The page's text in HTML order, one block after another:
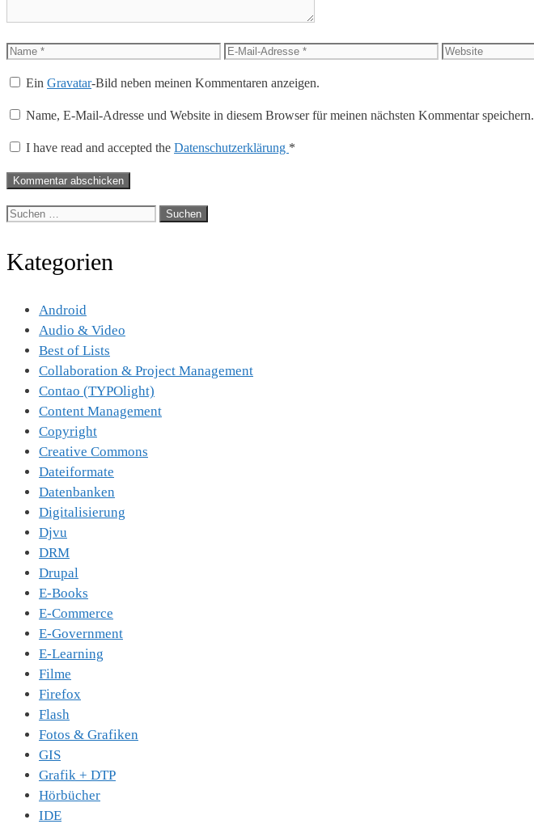
Name
E-
Adresse
Website
EinGravatar-Bild neben meinen Kommentaren anzeigen.
Name, E-Mail-Adresse und Website in diesem Browser für meinen nächsten Kommentar speichern.
I have read and accepted the Datenschutzerklärung *
Suche
Kategorien
Android
Audio & Video
Best of Lists
Collaboration & Project Management
Contao (TYPOlight)
Content Management
Copyright
Creative Commons
Dateiformate
Datenbanken
Digitalisierung
Djvu
DRM
Drupal
E-Books
E-Commerce
E-Government
E-Learning
Filme
Firefox
Flash
Fotos & Grafiken
GIS
Grafik + DTP
Hörbücher
IDE